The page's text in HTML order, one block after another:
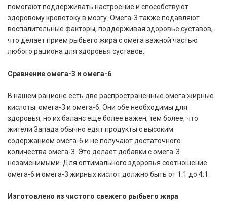
помогают поддерживать настроение и способствуют
здоровому кровотоку в мозгу. Омега-3 также подавляют
воспалительные факторы, поддерживая здоровье суставов,
что делает прием рыбьего жира с омега важной частью
любого рациона для здоровья суставов.
Сравнение омега-3 и омега-6
В нашем рационе есть две распространенные омега жирные
кислоты: омега-3 и омега-6. Они обе необходимы для
здоровья, но их баланс еще более важен, тем более, что
жители Запада обычно едят продукты с высоким
содержанием омега-6 и не получают достаточного
количества омега-3. Это делает добавки с омега-3
незаменимыми. Для оптимального здоровья соотношение
омега-6 и омега-3 жирных кислот должно быть от 1:1 до 4:1.
Изготовлено из чистого свежего рыбьего жира